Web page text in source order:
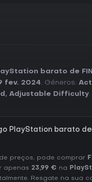
barato de
fev. 2024. Géneros:
, Adjustable Difficulty
PlayStation barato de
preços, pode comprar
apenas 23,99 € na
Resgate na sua